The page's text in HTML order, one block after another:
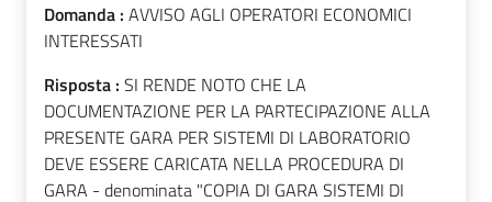
Domanda : AVVISO AGLI OPERATORI ECONOMICI
INTERESSATI
Risposta : SI RENDE NOTO CHE LA
DOCUMENTAZIONE PER LA PARTECIPAZIONE ALLA
PRESENTE GARA PER SISTEMI DI LABORATORIO
DEVE ESSERE CARICATA NELLA PROCEDURA DI
GARA - denominata "COPIA DI GARA SISTEMI DI